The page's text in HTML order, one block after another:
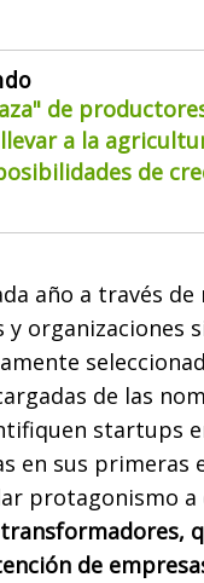
de
a la
de
año a través
y organizaciones
de las
startups
en sus primeras
protagonismo a
de